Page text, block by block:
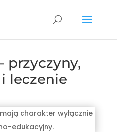
przyczyny,
leczenie
charakter wyłącznie
edukacyjny.